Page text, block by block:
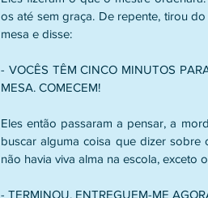
os até sem graça. De repente, tirou
mesa e disse:
- VOCÊS TÊM CINCO MINUTOS
MESA. COMECEM!
Eles então passaram a pensar, a
buscar alguma coisa que dizer sobre
não havia viva alma na escola, exceto
- TERMINOU. ENTREGUEM-ME